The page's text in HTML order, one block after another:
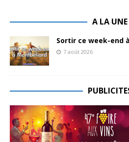
A LA UNE
Sortir ce week-end
7 août 2026